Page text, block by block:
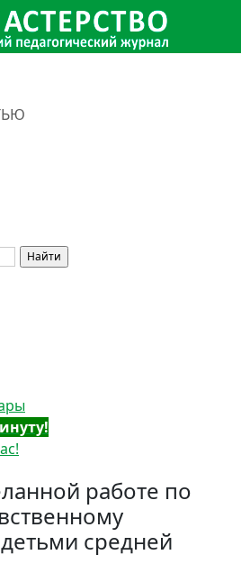
работе по
средней